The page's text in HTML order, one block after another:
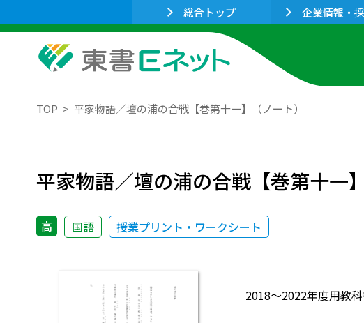
総合トップ 企業情報・
TOP 平家物語／壇の浦の合戦【巻第十一】（ノート）
平家物語／壇の浦の合戦【巻第十一
高 国語 授業プリント・ワークシート
2018～2022年度用教